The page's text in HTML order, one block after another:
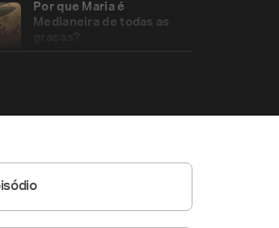
Por que Maria é
Medianeira de todas as